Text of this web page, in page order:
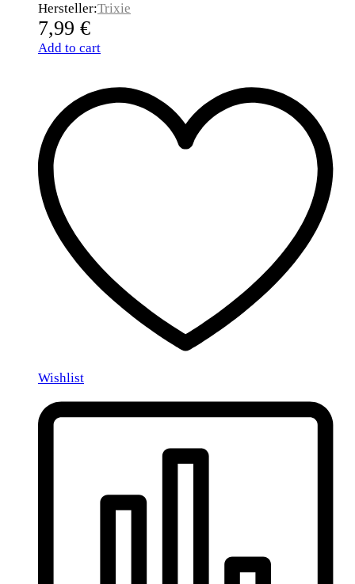
Hersteller:Trixie
7,99 €
Add to cart
Wishlist